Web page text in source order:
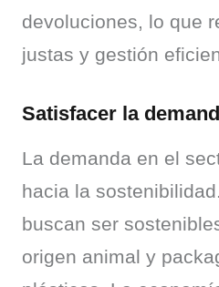
devoluciones, lo que
justas y gestión
Satisfacer la
La demanda en el
hacia la
buscan ser
origen animal y